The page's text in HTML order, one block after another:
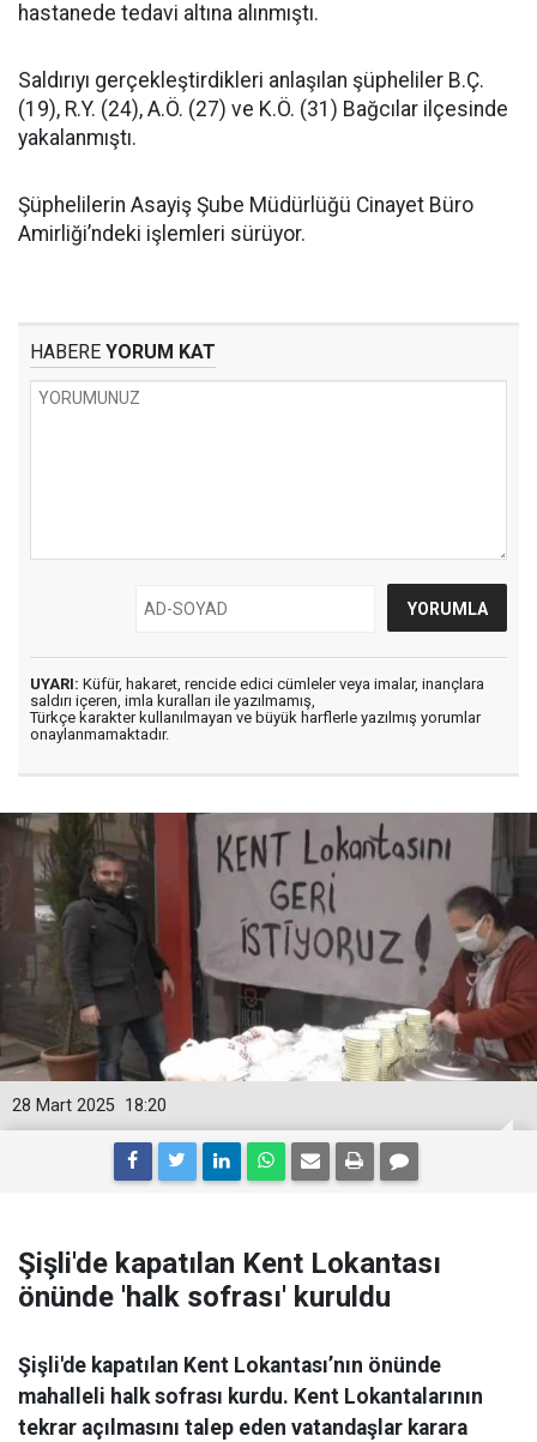
hastanede tedavi altına alınmıştı.
Saldırıyı gerçekleştirdikleri anlaşılan şüpheliler B.Ç.
(19), R.Y. (24), A.Ö. (27) ve K.Ö. (31) Bağcılar ilçesinde
yakalanmıştı.
Şüphelilerin Asayiş Şube Müdürlüğü Cinayet Büro
Amirliği’ndeki işlemleri sürüyor.
HABERE YORUM KAT
UYARI: Küfür, hakaret, rencide edici cümleler veya imalar, inançlara
saldırı içeren, imla kuralları ile yazılmamış,
Türkçe karakter kullanılmayan ve büyük harflerle yazılmış yorumlar
onaylanmamaktadır.
18:20
28 Mart 2025
Şişli'de kapatılan Kent Lokantası
önünde 'halk sofrası' kuruldu
Şişli'de kapatılan Kent Lokantası’nın önünde
mahalleli halk sofrası kurdu. Kent Lokantalarının
tekrar açılmasını talep eden vatandaşlar karara